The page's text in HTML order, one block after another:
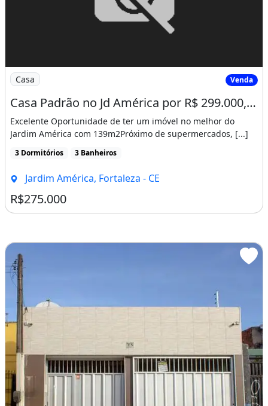
Imagem: Casa Padrão no Jd América por R$ 299.000,00
Casa Venda
Casa Padrão no Jd América por R$ 299.000,00
Excelente Oportunidade de ter um imóvel no melhor do
Jardim América com 139m2Próximo de supermercados, [...]
3 Dormitórios 3 Banheiros
Jardim América, Fortaleza - CE
R$275.000